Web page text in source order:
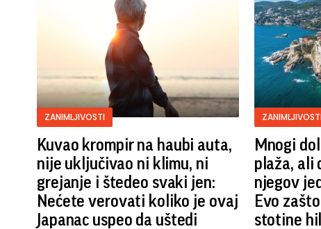
ZANIMLJIVOSTI
Kuvao krompir na haubi auta,
nije uključivao ni klimu, ni
grejanje i štedeo svaki jen:
Nećete verovati koliko je ovaj
Japanac uspeo da uštedi
Mnogi
plaža, ali
njegov
Evo
stotine